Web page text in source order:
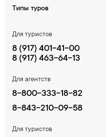
Типы туров
Для туристов
8 (917) 401-41-00
8 (917) 463-64-13
Для агентств
8-800-333-18-82
8-843-210-09-58
Для туристов